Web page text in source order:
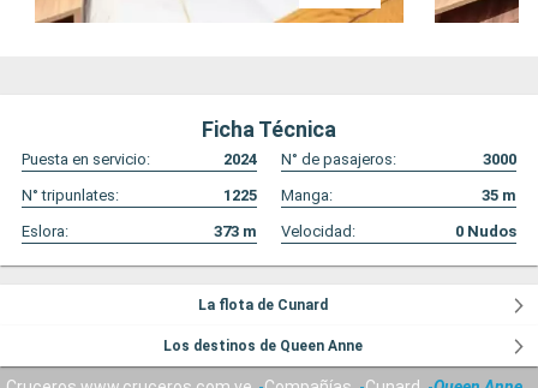
Ficha Técnica
Puesta en servicio: 2024 N° de pasajeros:
3000
N° tripunlates:
1225 Manga: 35 m
Eslora:
373 m Velocidad: 0 Nudos
La flota de Cunard
Los destinos de Queen Anne